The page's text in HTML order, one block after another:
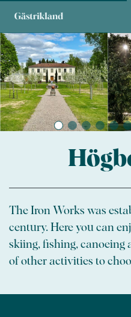
The Iron Works was
century. Here you can
skiing, fishing, canoeing
of other activities to